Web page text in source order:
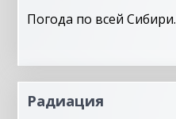
Погода по всей Сибири.
Радиация